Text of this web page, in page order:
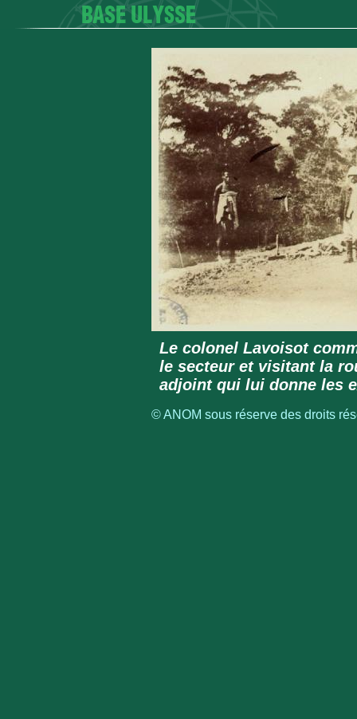
Le colonel Lavoisot
le secteur et visitant la
adjoint qui lui donne les
© ANOM sous réserve des droits